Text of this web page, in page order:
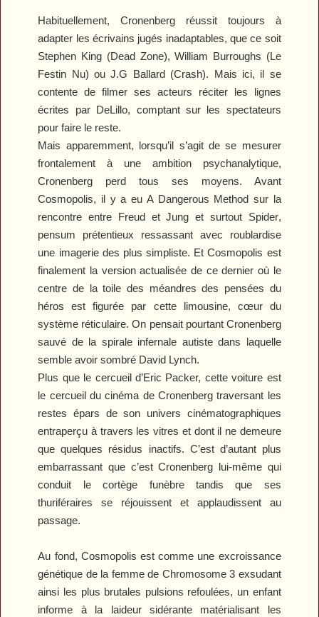
Habituellement, Cronenberg réussit toujours à
adapter les écrivains jugés inadaptables, que ce soit
Stephen King (Dead Zone), William Burroughs (Le
Festin Nu) ou J.G Ballard (Crash). Mais ici, il se
contente de filmer ses acteurs réciter les lignes
écrites par DeLillo, comptant sur les spectateurs
pour faire le reste.
Mais apparemment, lorsqu’il s’agit de se mesurer
frontalement à une ambition psychanalytique,
Cronenberg perd tous ses moyens. Avant
Cosmopolis, il y a euA Dangerous Method sur la
rencontre entre Freud et Jung et surtout Spider,
pensum prétentieux ressassant avec roublardise
une imagerie des plus simpliste. EtCosmopolis est
finalement la version actualisée de ce dernier où le
centre de la toile des méandres des pensées du
héros est figurée par cette limousine, cœur du
système réticulaire. On pensait pourtant Cronenberg
sauvé de la spirale infernale autiste dans laquelle
semble avoir sombré David Lynch.
Plus que le cercueil d’Eric Packer, cette voiture est
le cercueil du cinéma de Cronenberg traversant les
restes épars de son univers cinématographiques
entraperçu à travers les vitres et dont il ne demeure
que quelques résidus inactifs. C’est d’autant plus
embarrassant que c’est Cronenberg lui-même qui
conduit le cortège funèbre tandis que ses
thuriféraires se réjouissent et applaudissent au
passage.
Au fond, Cosmopolis est comme une excroissance
génétique de la femme de Chromosome 3 exsudant
ainsi les plus brutales pulsions refoulées, un enfant
informe à la laideur sidérante matérialisant les